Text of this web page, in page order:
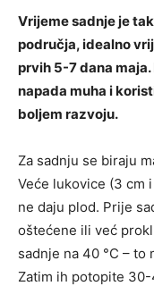
Vrijeme sadnje je
područja, idealno
prvih 5-7 dana
napada muha i
boljem razvoju.
Za sadnju se biraju
Veće lukovice (3 cm
ne daju plod. Prije
oštećene ili već
sadnje na 40 °C –
Zatim ih potopite